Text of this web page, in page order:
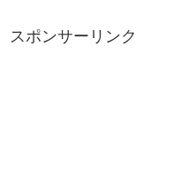
スポンサーリンク